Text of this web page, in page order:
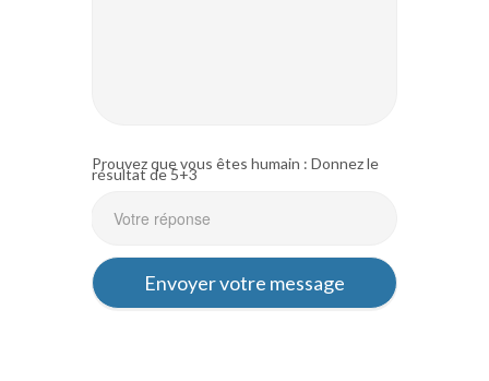
Prouvez que vous êtes humain : Donnez le
résultat de 5+3